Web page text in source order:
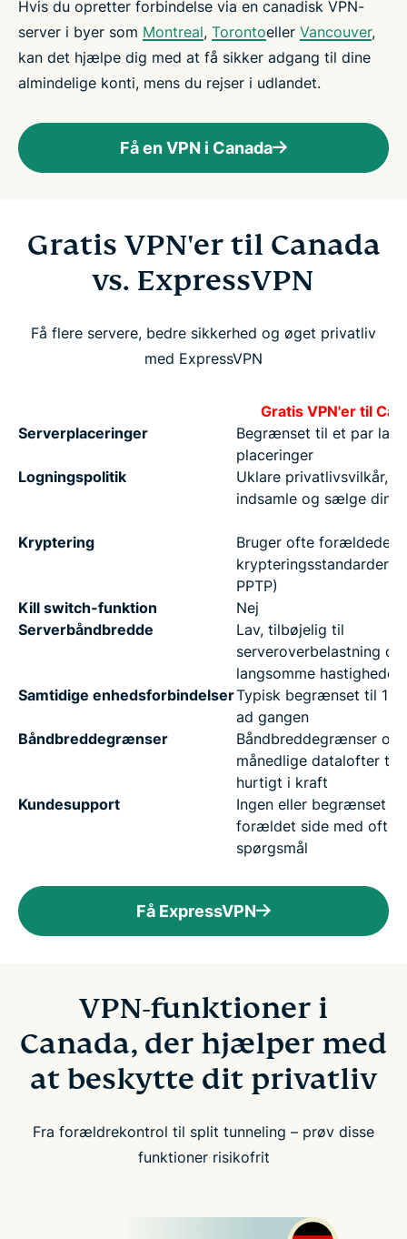
Hvis du opretter forbindelse via en canadisk VPN-
server i byer som Montreal, Torontoeller Vancouver,
kan det hjælpe dig med at få sikker adgang til dine
almindelige konti, mens du rejser i udlandet.
Få en VPN i Canada
Gratis VPN'er til Canada
vs. ExpressVPN
Få flere servere, bedre sikkerhed og øget privatliv
med ExpressVPN
Gratis VPN'er til
Serverplaceringer
Begrænset til et par
placeringer
Logningspolitik
Uklare privatlivsvilkår,
indsamle og sælge dine
Kryptering
Bruger ofte forældede
krypteringsstandarder
PPTP)
Kill switch-funktion
Nej
Serverbåndbredde
Lav, tilbøjelig til
serveroverbelastning og
langsomme hastigheder
Samtidige enhedsforbindelserTypisk begrænset til 1
ad gangen
Båndbreddegrænser
Båndbreddegrænser og
månedlige datalofter
hurtigt i kraft
Kundesupport
Ingen eller begrænset til
forældet side med ofte
spørgsmål
Få ExpressVPN
VPN-funktioner i
Canada, der hjælper med
at beskytte dit privatliv
Fra forældrekontrol til split tunneling – prøv disse
funktioner risikofrit